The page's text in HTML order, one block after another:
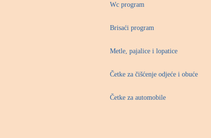
Wc program
Brisaći program
Metle, pajalice i lopatice
Četke za čišćenje odjeće i obuće
Četke za automobile